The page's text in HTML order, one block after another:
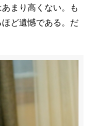
まり高くない。も
ど遺憾である。だ